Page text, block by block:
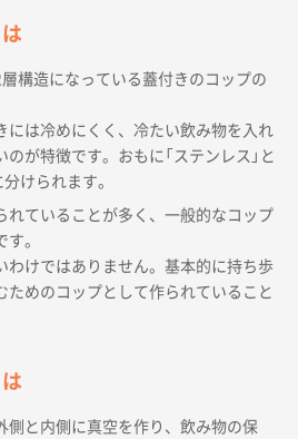
構造になっている蓋付きのコップの
には冷めにくく、冷たい飲み物を入れ
が特徴です。おもに「ステンレス」と
分けられます。
れていることが多く、一般的なコップ
。
わけではありません。基本的に持ち歩
ためのコップとして作られていること
側と内側に真空を作り、飲み物の保